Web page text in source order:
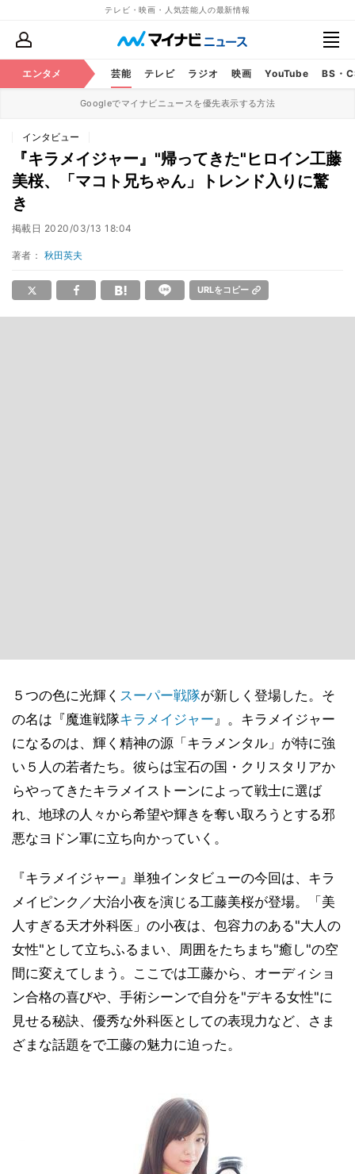
テレビ・映画・人気芸能人の最新情報
エンタメ 芸能 テレビ ラジオ 映画 YouTube BS・
Googleでマイナビニュースを優先表示する方法
インタビュー
『キラメイジャー』"帰ってきた"ヒロイン工藤
美桜、「マコト兄ちゃん」トレンド入りに驚
き
掲載日 2020/03/13 18:04
著者： 秋田英夫
URLをコピー
５つの色に光輝く スーパー戦隊が新しく登場した。そ
の名は『魔進戦隊キラメイジャー』。キラメイジャー
になるのは、輝く精神の源「キラメンタル」が特に強
い５人の若者たち。彼らは宝石の国・クリスタリアか
らやってきたキラメイストーンによって戦士に選ば
れ、地球の人々から希望や輝きを奪い取ろうとする邪
悪なヨドン軍に立ち向かっていく。
『キラメイジャー』単独インタビューの今回は、キラ
メイピンク／大治小夜を演じる工藤美桜が登場。「美
人すぎる天才外科医」の小夜は、包容力のある"大人の
女性"として立ちふるまい、周囲をたちまち"癒し"の空
間に変えてしまう。ここでは工藤から、オーディショ
ン合格の喜びや、手術シーンで自分を"デキる女性"に
見せる秘訣、優秀な外科医としての表現力など、さま
ざまな話題をで工藤の魅力に迫った。